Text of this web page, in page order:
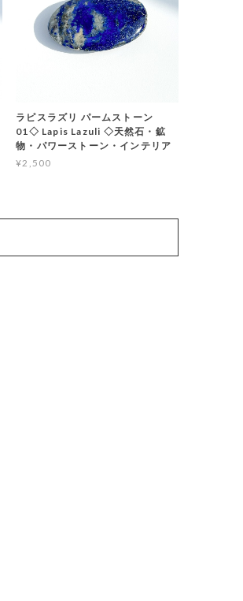
ラピスラズリ パームストーン
01◇ Lapis Lazuli ◇天然石・鉱
物・パワーストーン・インテリア
¥2,500